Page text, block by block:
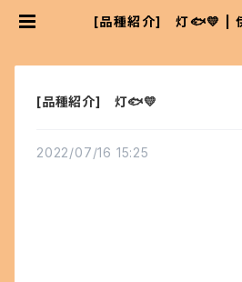
[品種紹介] 灯🐟💛 |
[品種紹介] 灯🐟💛
2022/07/16 15:25